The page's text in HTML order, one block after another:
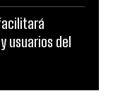
usuarios del